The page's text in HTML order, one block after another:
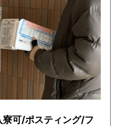
可/ポスティング/フ